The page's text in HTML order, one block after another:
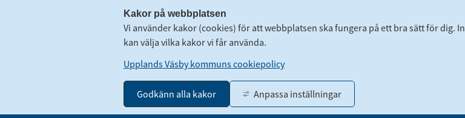
Kakor på webbplatsen
Vi använder kakor (cookies) för att webbplatsen ska fungera på ett bra sätt för dig.
kan välja vilka kakor vi får använda.
Upplands Väsby kommuns cookiepolicy
Godkänn alla kakor Anpassa inställningar